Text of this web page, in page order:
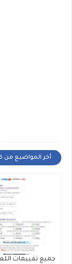
أخر المواضيع من
جميع تقييمات